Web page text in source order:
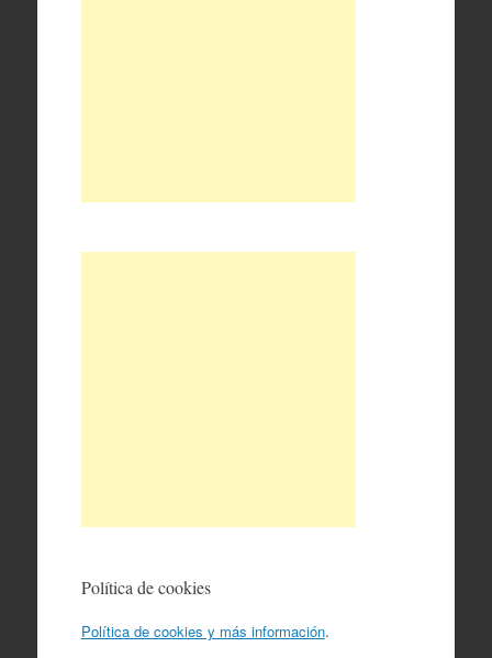
Política de cookies
Política de cookies y más información.